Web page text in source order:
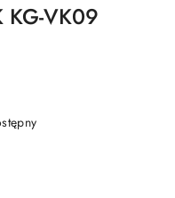
VK09